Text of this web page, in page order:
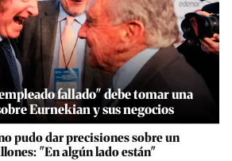
fallado" debe tomar una
Eurnekian y sus negocios
pudo dar precisiones sobre un
"En algún lado están"